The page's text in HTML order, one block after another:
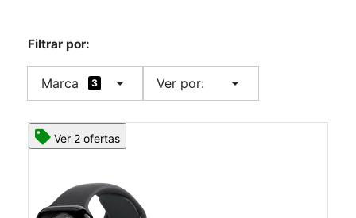
Filtrar por:
Marca 3 arrow_drop_down Ver por: arrow_drop_down
Ver 2 ofertas